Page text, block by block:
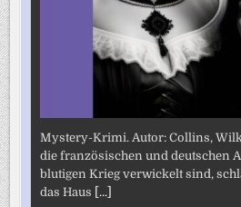
Mystery-Krimi. Autor: Collins,
die französischen und deutschen
blutigen Krieg verwickelt sind,
das Haus [...]